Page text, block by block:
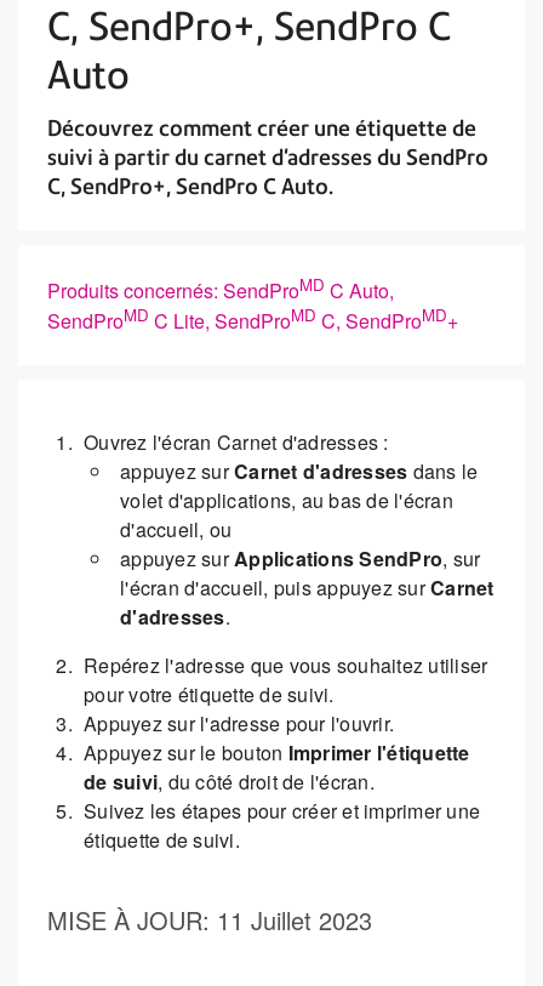
C, SendPro+, SendPro C
Auto
Découvrez comment créer une étiquette de
suivi à partir du carnet d'adresses du SendPro
C, SendPro+, SendPro C Auto.
Produits concernés: SendProMD C Auto,
SendProMD C Lite, SendProMD C, SendProMD+
Ouvrez l'écran Carnet d'adresses :
appuyez surCarnet d'adresses dans le
volet d'applications, au bas de l'écran
d'accueil, ou
appuyez surApplications SendPro, sur
l'écran d'accueil, puis appuyez surCarnet
d'adresses.
Repérez l'adresse que vous souhaitez utiliser
pour votre étiquette de suivi.
Appuyez sur l'adresse pour l'ouvrir.
Appuyez sur le bouton Imprimer l'étiquette
de suivi, du côté droit de l'écran.
Suivez les étapes pour créer et imprimer une
étiquette de suivi.
MISE À JOUR: 11 Juillet 2023